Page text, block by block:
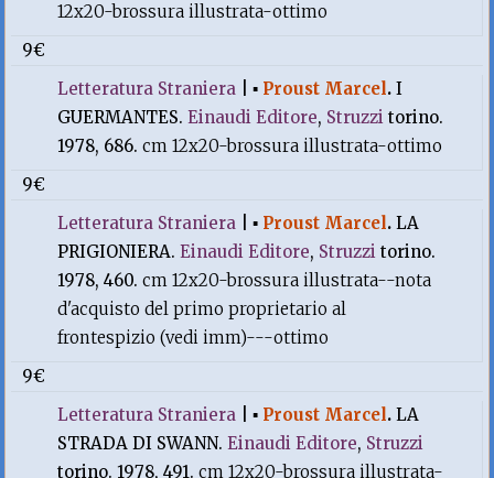
12x20-brossura illustrata-ottimo
9€
Letteratura Straniera |▪ Proust Marcel.I
GUERMANTES.Einaudi Editore, Struzzi torino.
1978, 686.cm 12x20-brossura illustrata-ottimo
9€
Letteratura Straniera |▪ Proust Marcel.LA
PRIGIONIERA.Einaudi Editore, Struzzi torino.
1978, 460.cm 12x20-brossura illustrata--nota
d'acquisto del primo proprietario al
frontespizio (vedi imm)---ottimo
9€
Letteratura Straniera |▪ Proust Marcel.LA
STRADA DI SWANN.Einaudi Editore, Struzzi
torino. 1978, 491.cm 12x20-brossura illustrata-